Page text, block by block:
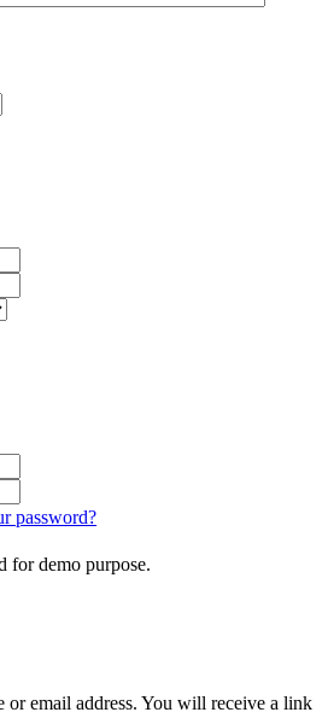
password?
for demo purpose.
or email address. You will receive a link